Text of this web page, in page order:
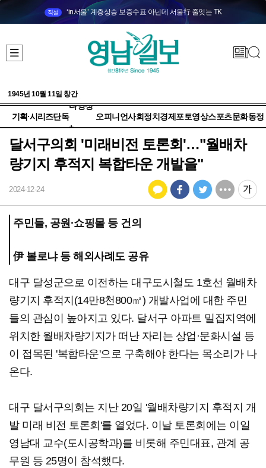
직설 ‘in서울’ 계층상승 보증수표 아닌데 서울行 줄잇는 TK
1945년 10월 11일 창간
기획·시리즈단독
다양성
+
오피니언사회정치 경제 포토영상스포츠문화동정
달서구의회 '미래비전 토론회'…"월배차
량기지 후적지 복합타운 개발을"
2024-12-24
주민들, 공원·쇼핑몰 등 건의
伊 볼로냐 등 해외사례도 공유
대구 달성군으로 이전하는 대구도시철도 1호선 월배차
량기지 후적지(14만8천800㎡) 개발사업에 대한 주민
들의 관심이 높아지고 있다. 달서구 아파트 밀집지역에
위치한 월배차량기지가 떠난 자리는 상업·문화시설 등
이 접목된 '복합타운'으로 구축해야 한다는 목소리가 나
온다.
대구 달서구의회는 지난 20일 '월배차량기지 후적지 개
발 미래 비전 토론회'를 열었다. 이날 토론회에는 이일
영남대 교수(도시공학과)를 비롯해 주민대표, 관계 공
무원 등 25명이 참석했다.